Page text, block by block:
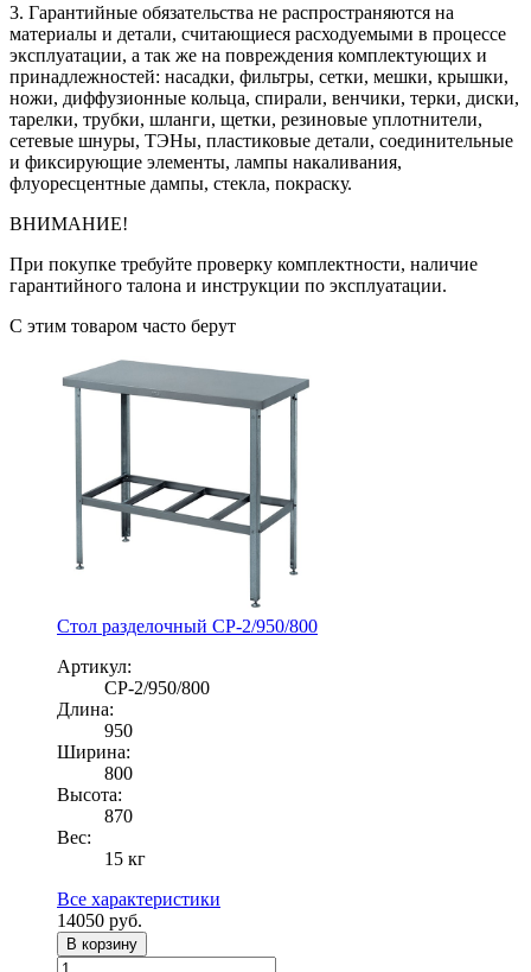
3. Гарантийные обязательства не распространяются на
материалы и детали, считающиеся расходуемыми в процессе
эксплуатации, а так же на повреждения комплектующих и
принадлежностей: насадки, фильтры, сетки, мешки, крышки,
ножи, диффузионные кольца, спирали, венчики, терки, диски,
тарелки, трубки, шланги, щетки, резиновые уплотнители,
сетевые шнуры, ТЭНы, пластиковые детали, соединительные
и фиксирующие элементы, лампы накаливания,
флуоресцентные дампы, стекла, покраску.
ВНИМАНИЕ!
При покупке требуйте проверку комплектности, наличие
гарантийного талона и инструкции по эксплуатации.
С этим товаром часто берут
Стол разделочный СР-2/950/800
Артикул:
СР-2/950/800
Длина:
950
Ширина:
800
Высота:
870
Вес:
15 кг
Все характеристики
14050 руб.
В корзину